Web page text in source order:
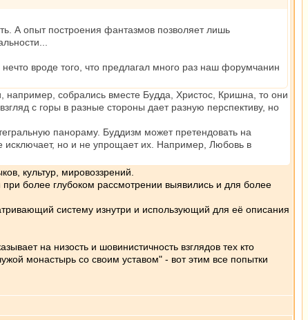
А опыт построения фантазмов позволяет лишь
вроде того, что предлагал много раз наш форумчанин
например, собрались вместе Будда, Христос, Кришна, то они
с горы в разные стороны дает разную перспективу, но
панораму. Буддизм может претендовать на
исключает, но и не упрощает их. Например, Любовь в
культур, мировоззрений.
при более глубоком рассмотрении выявились и для более
систему изнутри и использующий для её описания
на низость и шовинистичность взглядов тех кто
монастырь со своим уставом" - вот этим все попытки